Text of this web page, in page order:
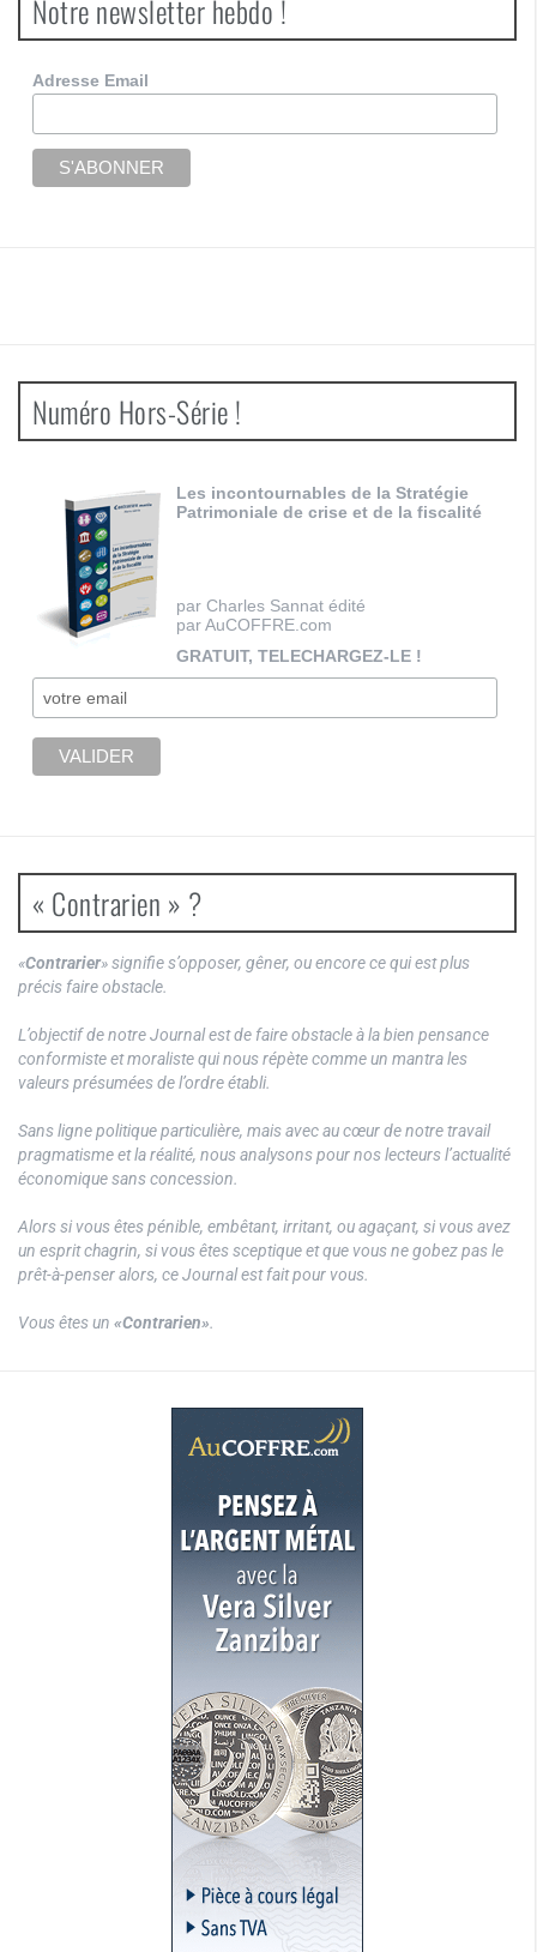
Notre newsletter hebdo !
Adresse Email
Numéro Hors-Série !
Les incontournables de la Stratégie
Patrimoniale de crise et de la fiscalité
par Charles Sannat édité
par AuCOFFRE.com
GRATUIT, TELECHARGEZ-LE !
« Contrarien » ?
«Contrarier» signifie s’opposer, gêner, ou encore ce qui est plus
précis faire obstacle.
L’objectif de notre Journal est de faire obstacle à la bien pensance
conformiste et moraliste qui nous répète comme un mantra les
valeurs présumées de l’ordre établi.
Sans ligne politique particulière, mais avec au cœur de notre travail
pragmatisme et la réalité, nous analysons pour nos lecteurs l’actualité
économique sans concession.
Alors si vous êtes pénible, embêtant, irritant, ou agaçant, si vous avez
un esprit chagrin, si vous êtes sceptique et que vous ne gobez pas le
prêt-à-penser alors, ce Journal est fait pour vous.
Vous êtes un «Contrarien».